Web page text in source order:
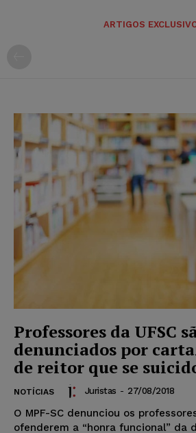
ARTIGOS
Professores da UFSC
denunciados por
de reitor que se
NOTÍCIAS Juristas - 27/08/2018
O MPF-SC denunciou os
ofenderem a “honra funcional” da